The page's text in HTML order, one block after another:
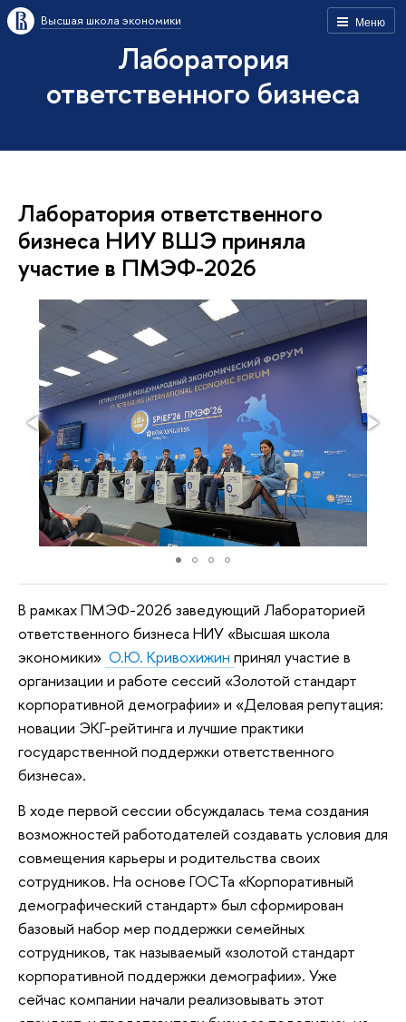
Меню
Высшая школа экономики
Лаборатория
ответственного бизнеса
Лаборатория ответственного
бизнеса НИУ ВШЭ приняла
участие в ПМЭФ-2026
В рамках ПМЭФ-2026 заведующий Лабораторией
ответственного бизнеса НИУ «Высшая школа
экономики» О.Ю. Кривохижин принял участие в
организации и работе сессий «Золотой стандарт
корпоративной демографии» и «Деловая репутация:
новации ЭКГ-рейтинга и лучшие практики
государственной поддержки ответственного
бизнеса».
В ходе первой сессии обсуждалась тема создания
возможностей работодателей создавать условия для
совмещения карьеры и родительства своих
сотрудников. На основе ГОСТа «Корпоративный
демографический стандарт» был сформирован
базовый набор мер поддержки семейных
сотрудников, так называемый «золотой стандарт
корпоративной поддержки демографии». Уже
сейчас компании начали реализовывать этот